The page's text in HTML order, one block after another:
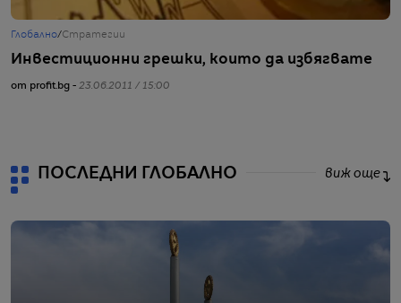
Глобално/Стратегии
Инвестиционни грешки, които да избягвате
от profit.bg - 23.06.2011 / 15:00
ПОСЛЕДНИ ГЛОБАЛНО виж още